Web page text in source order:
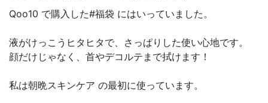
Qoo10 で購入した#福袋 にはいっていました。
液がけっこうヒタヒタで、さっぱりした使い心地です。
顔だけじゃなく、首やデコルテまで拭けます！
私は朝晩スキンケア の最初に使っています。